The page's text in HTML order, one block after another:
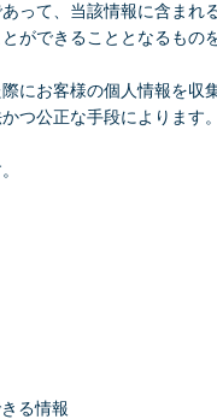
って、当該情報に含ま
ができることとなるもの
にお客様の個人情報を収
つ公正な手段によります。
る情報